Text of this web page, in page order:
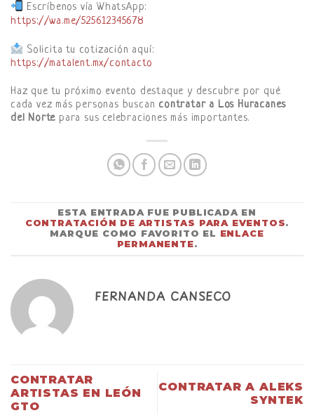
Escríbenos vía WhatsApp:
https://wa.me/525612345678
Solicita tu cotización aquí:
https://matalent.mx/contacto
Haz que tu próximo evento destaque y descubre por qué
cada vez más personas buscan contratar a Los Huracanes
del Norte para sus celebraciones más importantes.
ESTA ENTRADA FUE PUBLICADA EN
CONTRATACIÓN DE ARTISTAS PARA EVENTOS.
MARQUE COMO FAVORITO EL ENLACE
PERMANENTE.
FERNANDA CANSECO
CONTRATAR
ARTISTAS EN LEÓN
GTO
CONTRATAR A ALEKS
SYNTEK